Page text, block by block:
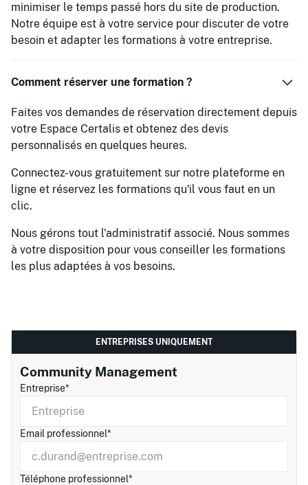
minimiser le temps passé hors du site de production.
Notre équipe est à votre service pour discuter de votre
besoin et adapter les formations à votre entreprise.
Comment réserver une formation ?
Faites vos demandes de réservation directement depuis
votre Espace Certalis et obtenez des devis
personnalisés en quelques heures.
Connectez-vous gratuitement sur notre plateforme en
ligne et réservez les formations qu'il vous faut en un
clic.
Nous gérons tout l'administratif associé. Nous sommes
à votre disposition pour vous conseiller les formations
les plus adaptées à vos besoins.
ENTREPRISES UNIQUEMENT
Community Management
Entreprise*
Email professionnel*
Téléphone professionnel*